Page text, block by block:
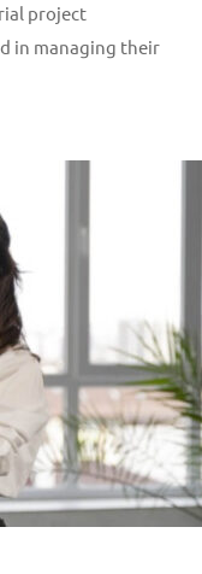
project
in managing their